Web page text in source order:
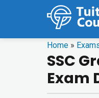
Home »
SSC
Exam